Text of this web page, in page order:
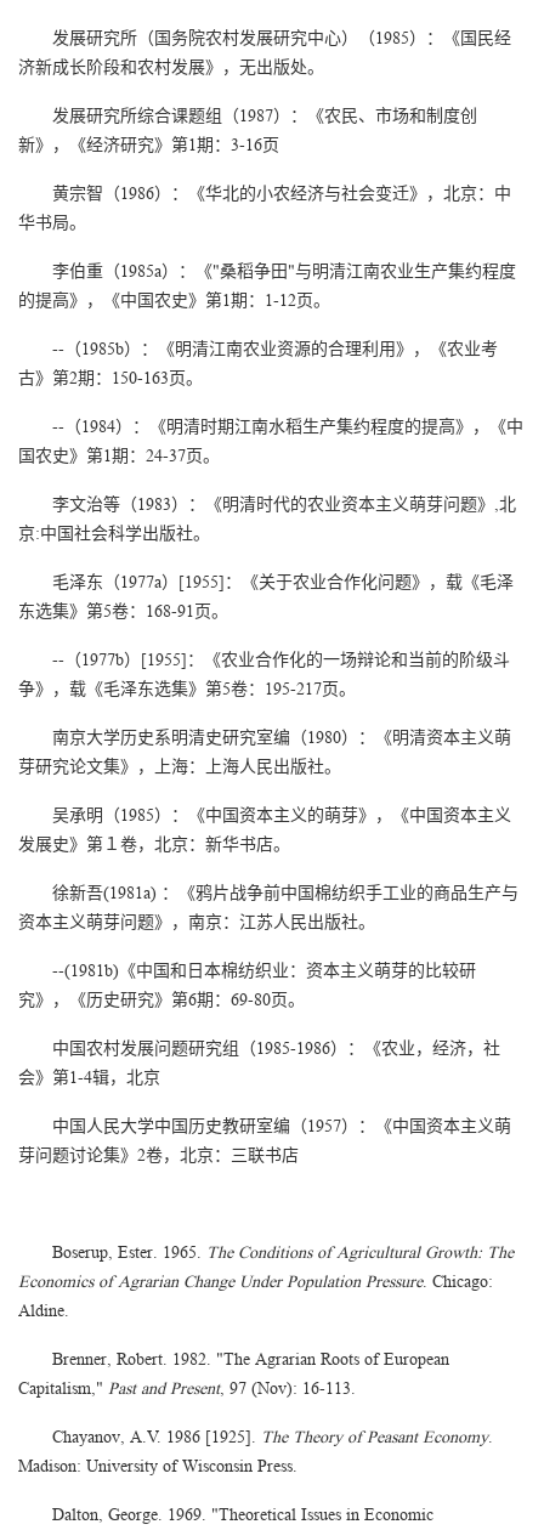
发展研究所（国务院农村发展研究中心）（1985）：《国民经
济新成长阶段和农村发展》，无出版处。
发展研究所综合课题组（1987）：《农民、市场和制度创
新》，《经济研究》第1期：3-16页
黄宗智（1986）：《华北的小农经济与社会变迁》，北京：中
华书局。
李伯重（1985a）：《"桑稻争田"与明清江南农业生产集约程度
的提高》，《中国农史》第1期：1-12页。
--（1985b）：《明清江南农业资源的合理利用》，《农业考
古》第2期：150-163页。
--（1984）：《明清时期江南水稻生产集约程度的提高》，《中
国农史》第1期：24-37页。
李文治等（1983）：《明清时代的农业资本主义萌芽问题》,北
京:中国社会科学出版社。
毛泽东（1977a）[1955]：《关于农业合作化问题》，载《毛泽
东选集》第5卷：168-91页。
--（1977b）[1955]：《农业合作化的一场辩论和当前的阶级斗
争》，载《毛泽东选集》第5卷：195-217页。
南京大学历史系明清史研究室编（1980）：《明清资本主义萌
芽研究论文集》，上海：上海人民出版社。
吴承明（1985）：《中国资本主义的萌芽》，《中国资本主义
发展史》第１卷，北京：新华书店。
徐新吾(1981a) ：《鸦片战争前中国棉纺织手工业的商品生产与
资本主义萌芽问题》，南京：江苏人民出版社。
--(1981b)《中国和日本棉纺织业：资本主义萌芽的比较研
究》，《历史研究》第6期：69-80页。
中国农村发展问题研究组（1985-1986）：《农业，经济，社
会》第1-4辑，北京
中国人民大学中国历史教研室编（1957）：《中国资本主义萌
芽问题讨论集》2卷，北京：三联书店
Boserup, Ester. 1965.
The Conditions of Agricultural Growth: The
Economics of Agrarian Change Under Population Pressure. Chicago:
Aldine.
Brenner, Robert. 1982. "The Agrarian Roots of European
Capitalism," Past and Present, 97 (Nov): 16-113.
Chayanov, A.V. 1986 [1925]. The Theory of Peasant Economy.
Madison: University of Wisconsin Press.
Dalton, George. 1969. "Theoretical Issues in Economic